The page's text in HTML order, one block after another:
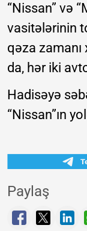
“Nissan” və
vasitələrinin
qəza zamanı
da, hər iki
Hadisəyə
“Nissan”ın
Paylaş